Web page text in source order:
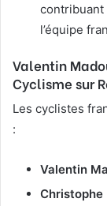
contribuant
l’équipe
Valentin
Cyclisme sur
Les cyclistes
:
Valentin
Christophe